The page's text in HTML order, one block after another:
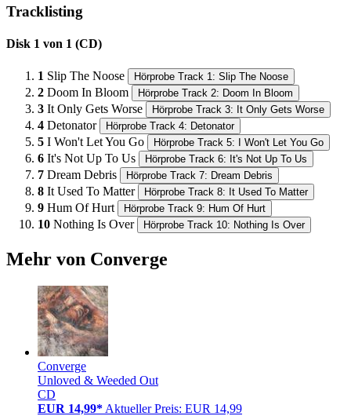
Tracklisting
Disk 1 von 1 (CD)
1 Slip The Noose Hörprobe Track 1: Slip The Noose
2 Doom In Bloom Hörprobe Track 2: Doom In Bloom
3 It Only Gets Worse Hörprobe Track 3: It Only Gets Worse
4 Detonator Hörprobe Track 4: Detonator
5 I Won't Let You Go Hörprobe Track 5: I Won't Let You Go
6 It's Not Up To Us Hörprobe Track 6: It's Not Up To Us
7 Dream Debris Hörprobe Track 7: Dream Debris
8 It Used To Matter Hörprobe Track 8: It Used To Matter
9 Hum Of Hurt Hörprobe Track 9: Hum Of Hurt
10 Nothing Is Over Hörprobe Track 10: Nothing Is Over
Mehr von Converge
Converge
Unloved & Weeded Out
CD
EUR 14,99* Aktueller Preis: EUR 14,99